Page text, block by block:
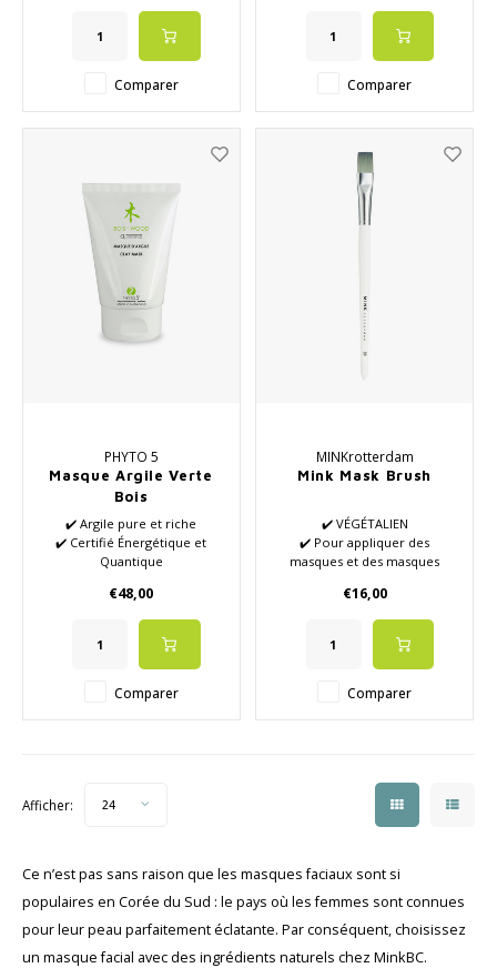
✔️ Stimule l'énergie et la
circulation sanguine
✔️ Stimule l'élimination des
déchets
✔️ Rétablit l'équilibre de votre
Comparer Comparer
PHYTO 5
Masque Argile Verte
Bois
✔️ Argile pure et riche
✔️ Certifié Énergétique et
Quantique
qualité
✔️ Stimule l'énergie et la
circulation sanguine
✔️ Stimule l'élimination des
déchets
✔️ Rétablit l'équilibre de votre
€48,00
Comparer
MINKrotterdam
Mink Mask Brush
✔️ VÉGÉTALIEN
✔️ Pour appliquer des
masques et des masques
✔️ Cheveux artificiels doux
€16,00
Comparer
Afficher: 24
Ce n’est pas sans raison que les masques faciaux sont si
populaires en Corée du Sud : le pays où les femmes sont connues
pour leur peau parfaitement éclatante. Par conséquent, choisissez
un masque facial avec des ingrédients naturels chez MinkBC.